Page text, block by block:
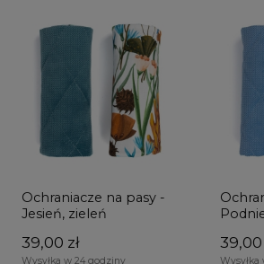
Ochraniacze na pasy -
Jesień, zieleń
39,00 zł
Wysyłka w 24 godziny
39,00